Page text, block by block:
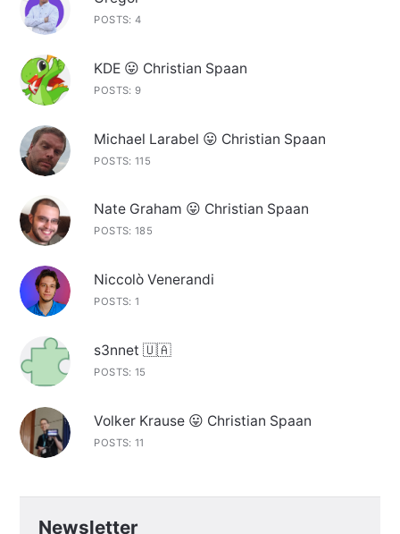
POSTS: 4
KDE 😛 Christian Spaan
POSTS: 9
Michael Larabel 😛 Christian Spaan
POSTS: 115
Nate Graham 😛 Christian Spaan
POSTS: 185
Niccolò Venerandi
POSTS: 1
s3nnet 🇺🇦
POSTS: 15
Volker Krause 😛 Christian Spaan
POSTS: 11
Newsletter